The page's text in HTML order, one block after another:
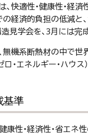
快適性・健康性・経
の経済的負担の低減
見学会を、3月には完
機系断熱材の中で世
ロ・エネルギー・ハウ
基準
康性・経済性・省エ